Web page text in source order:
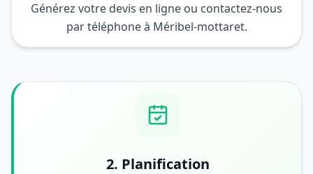
Générez votre devis en ligne ou contactez-nous
par téléphone à Méribel-mottaret.
2. Planification